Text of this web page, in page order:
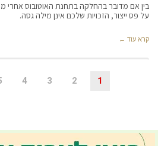
בין אם מדובר בהחלקה בתחנת האוטובוס אחרי
על פס ייצור, הזכויות שלכם אינן מילה גסה.
קרא עוד ←
1
2
3
4